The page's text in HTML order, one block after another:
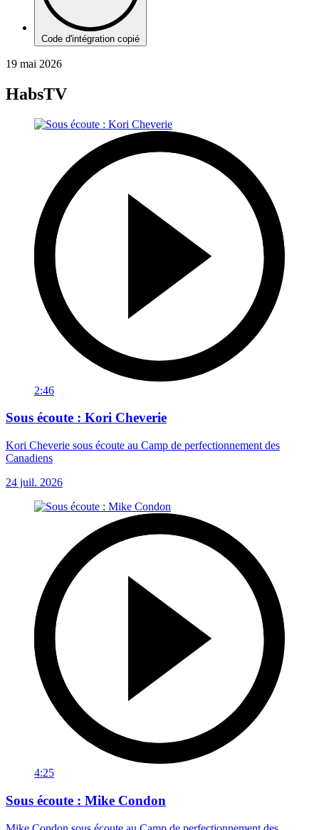
Code d'intégration copié
19 mai 2026
HabsTV
2:46
Sous écoute : Kori Cheverie
Kori Cheverie sous écoute au Camp de perfectionnement des
Canadiens
24 juil. 2026
4:25
Sous écoute : Mike Condon